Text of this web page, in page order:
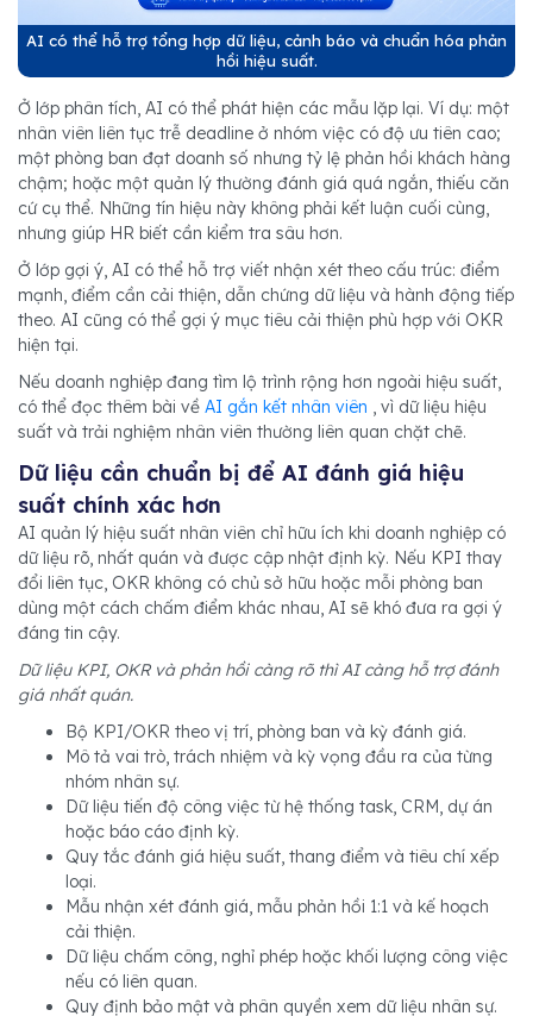
AI có thể hỗ trợ tổng hợp dữ liệu, cảnh báo và chuẩn hóa phản
hồi hiệu suất.
Ở lớp phân tích, AI có thể phát hiện các mẫu lặp lại. Ví dụ: một
nhân viên liên tục trễ deadline ở nhóm việc có độ ưu tiên cao;
một phòng ban đạt doanh số nhưng tỷ lệ phản hồi khách hàng
chậm; hoặc một quản lý thường đánh giá quá ngắn, thiếu căn
cứ cụ thể. Những tín hiệu này không phải kết luận cuối cùng,
nhưng giúp HR biết cần kiểm tra sâu hơn.
Ở lớp gợi ý, AI có thể hỗ trợ viết nhận xét theo cấu trúc: điểm
mạnh, điểm cần cải thiện, dẫn chứng dữ liệu và hành động tiếp
theo. AI cũng có thể gợi ý mục tiêu cải thiện phù hợp với OKR
hiện tại.
Nếu doanh nghiệp đang tìm lộ trình rộng hơn ngoài hiệu suất,
có thể đọc thêm bài về AI gắn kết nhân viên , vì dữ liệu hiệu
suất và trải nghiệm nhân viên thường liên quan chặt chẽ.
Dữ liệu cần chuẩn bị để AI đánh giá hiệu
suất chính xác hơn
AI quản lý hiệu suất nhân viên chỉ hữu ích khi doanh nghiệp có
dữ liệu rõ, nhất quán và được cập nhật định kỳ. Nếu KPI thay
đổi liên tục, OKR không có chủ sở hữu hoặc mỗi phòng ban
dùng một cách chấm điểm khác nhau, AI sẽ khó đưa ra gợi ý
đáng tin cậy.
Dữ liệu KPI, OKR và phản hồi càng rõ thì AI càng hỗ trợ đánh
giá nhất quán.
Bộ KPI/OKR theo vị trí, phòng ban và kỳ đánh giá.
Mô tả vai trò, trách nhiệm và kỳ vọng đầu ra của từng
nhóm nhân sự.
Dữ liệu tiến độ công việc từ hệ thống task, CRM, dự án
hoặc báo cáo định kỳ.
Quy tắc đánh giá hiệu suất, thang điểm và tiêu chí xếp
loại.
Mẫu nhận xét đánh giá, mẫu phản hồi 1:1 và kế hoạch
cải thiện.
Dữ liệu chấm công, nghỉ phép hoặc khối lượng công việc
nếu có liên quan.
Quy định bảo mật và phân quyền xem dữ liệu nhân sự.